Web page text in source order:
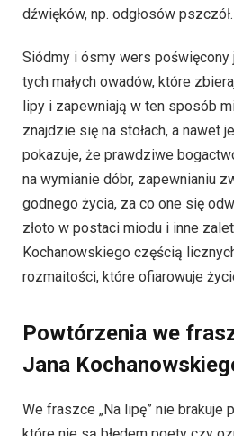
dźwięków, np. odgłosów pszczół.
Siódmy i ósmy wers
tych małych owadów, które
lipy i zapewniają w ten sposób
znajdzie się na stołach, a nawet
pokazuje, że prawdziwe
na wymianie dóbr, zapewnianiu
godnego życia, za co one się
złoto w postaci miodu i inne
Kochanowskiego częścią
rozmaitości, które ofiarowuje
Powtórzenia we
Jana
We fraszce „Na lipę” nie brakuje